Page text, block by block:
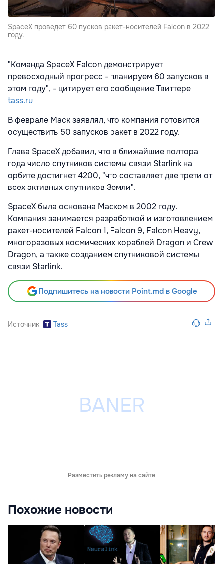
SpaceX проведет 60 пусков ракет-носителей Falcon в 2022
году.
"Команда SpaceX Falcon демонстрирует
превосходный прогресс - планируем 60 запусков в
этом году", - цитирует его сообщение Твиттере
tass.ru
В феврале Маск заявлял, что компания готовится
осуществить 50 запусков ракет в 2022 году.
Глава SpaceX добавил, что в ближайшие полтора
года число спутников системы связи Starlink на
орбите достигнет 4200, "что составляет две трети от
всех активных спутников Земли".
SpaceX была основана Маском в 2002 году.
Компания занимается разработкой и изготовлением
ракет-носителей Falcon 1, Falcon 9, Falcon Heavy,
многоразовых космических кораблей Dragon и Crew
Dragon, а также созданием спутниковой системы
связи Starlink.
Подпишитесь на новости Point.md в Google
Источник Tass
Разместить рекламу на сайте
Похожие новости